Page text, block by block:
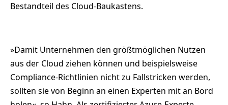
Bestandteil des Cloud-Baukastens.
»Damit Unternehmen den größtmöglichen Nutzen
aus der Cloud ziehen können und beispielsweise
Compliance-Richtlinien nicht zu Fallstricken werden,
sollten sie von Beginn an einen Experten mit an Bord